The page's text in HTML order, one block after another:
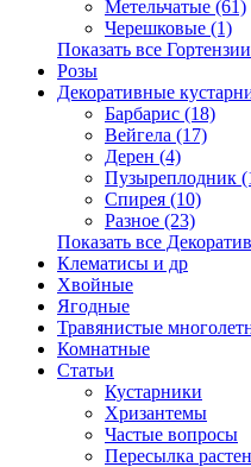
Метельчатые (61)
Черешковые (1)
Показать все Гортензии
Розы
Декоративные
Барбарис (18)
Вейгела (17)
Дерен (4)
Пузыреплодник
Спирея (10)
Разное (23)
Показать все
Клематисы и др
Хвойные
Ягодные
Травянистые
Комнатные
Статьи
Кустарники
Хризантемы
Частые вопросы
Пересылка